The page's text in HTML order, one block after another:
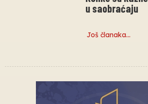
u saobraćaju
Još članaka…